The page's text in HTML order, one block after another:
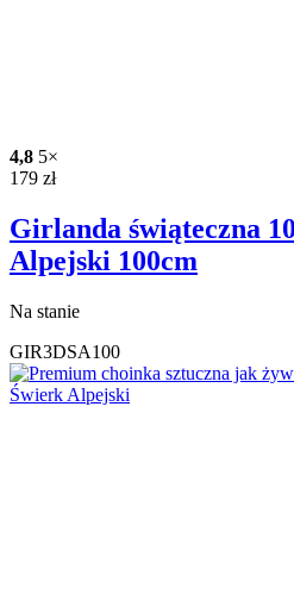
4,8 5×
179 zł
Girlanda świąteczna
Alpejski 100cm
Na stanie
GIR3DSA100